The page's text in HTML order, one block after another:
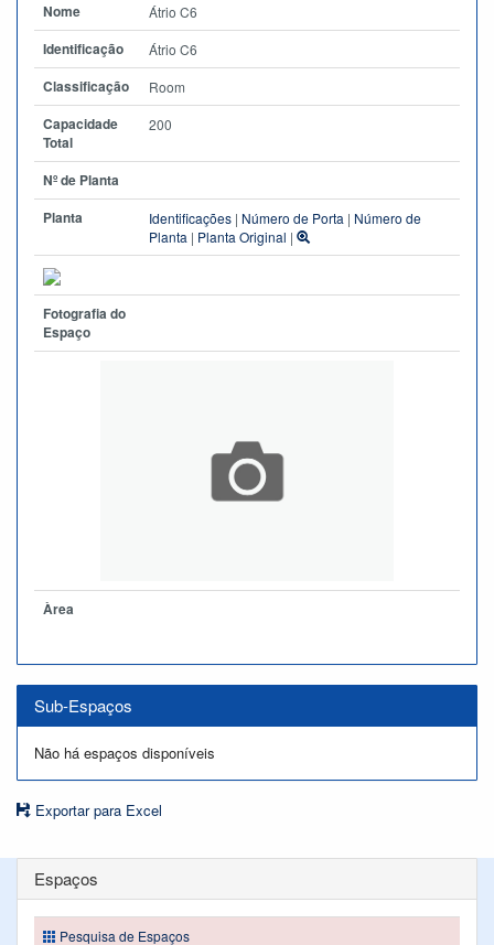
Nome
Átrio C6
Identificação Átrio C6
Classificação Room
Capacidade
Total
200
Nº de Planta
Planta
Identificações | Número de Porta | Número de
Planta | Planta Original |
Fotografia do
Espaço
Àrea
Sub-Espaços
Não há espaços disponíveis
Exportar para Excel
Espaços
Pesquisa de Espaços